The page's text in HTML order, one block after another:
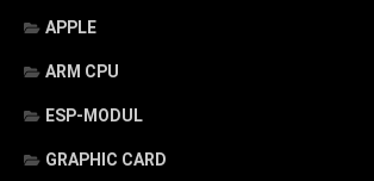
APPLE
ARM CPU
ESP-MODUL
GRAPHIC CARD